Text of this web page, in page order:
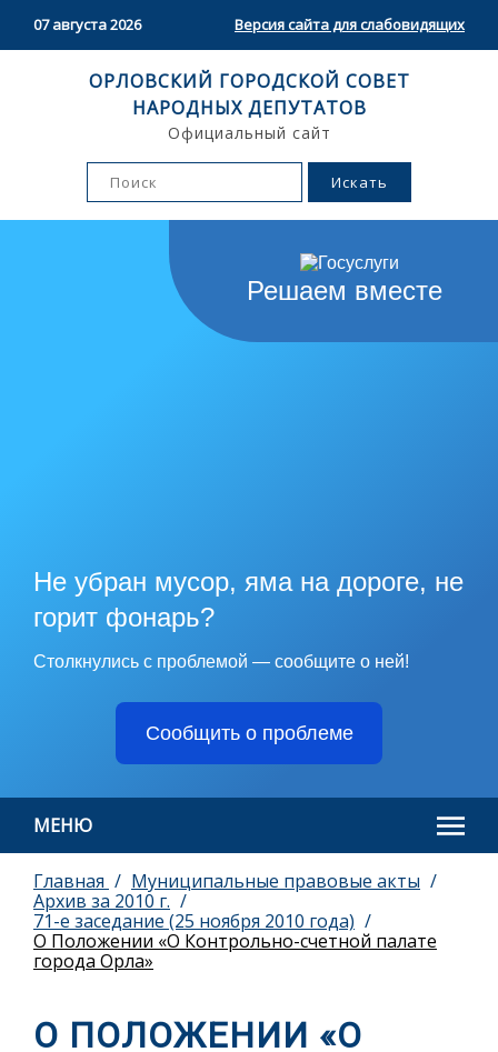
07 августа 2026 Версия сайта для слабовидящих
ОРЛОВСКИЙ ГОРОДСКОЙ СОВЕТ
НАРОДНЫХ ДЕПУТАТОВ
Официальный сайт
Решаем вместе
Не убран мусор, яма на дороге, не
горит фонарь?
Столкнулись с проблемой — сообщите о ней!
Сообщить о проблеме
МЕНЮ
Главная
Муниципальные правовые акты
Архив за 2010 г.
71-е заседание (25 ноября 2010 года)
О Положении «О Контрольно-счетной палате
города Орла»
О ПОЛОЖЕНИИ «О